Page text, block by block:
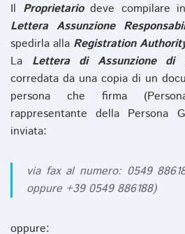
Il Proprietariodeve compilare
Lettera Assunzione
spedirla alla Registration
La Lettera di Assunzione di
corredata da una copia di un
persona che firma
rappresentante della Persona
inviata:
via fax al numero: 0549
oppure +39 0549 886188)
oppure: